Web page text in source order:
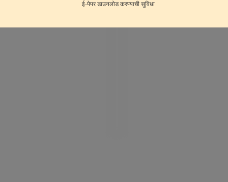
ई-पेपर डाउनलोड करण्याची सुविधा